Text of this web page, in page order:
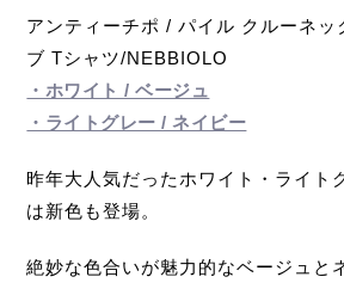
アンティーチポ / パイル クルーネッ
ブ Tシャツ/NEBBIOLO
・ホワイト / ベージュ
・ライトグレー / ネイビー
昨年大人気だったホワイト・ライト
は新色も登場。
絶妙な色合いが魅力的なベージュと